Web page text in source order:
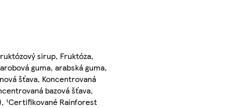
sirup, Fruktóza,
guma, arabská guma,
šťava, Koncentrovaná
bazová šťava,
¹Certifikované Rainforest